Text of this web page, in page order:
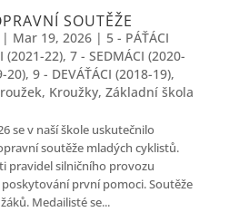
SOUTĚŽE
| Mar 19, 2026| 5 - PÁŤÁCI
(2021-22), 7 - SEDMÁCI (2020-
20), 9 - DEVÁŤÁCI (2018-19),
, Kroužky, Základní škola
se v naší škole uskutečnilo
soutěže mladých cyklistů.
pravidel silničního provozu
první pomoci. Soutěže
Medailisté se...